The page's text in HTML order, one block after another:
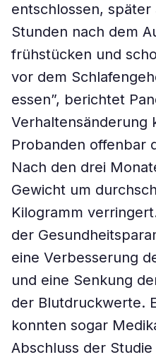
entschlossen,
Stunden nach dem
frühstücken und
vor dem
essen”, berichtet
Verhaltensänderung
Probanden offenbar
Nach den drei
Gewicht um
Kilogramm
der
eine Verbesserung
und eine Senkung
der Blutdruckwerte.
konnten sogar
Abschluss der